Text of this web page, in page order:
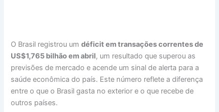
O Brasil registrou umdéficit em transações correntes de
US$1,765 bilhão em abril, um resultado que superou as
previsões de mercado e acende um sinal de alerta para a
saúde econômica do país. Este número reflete a diferença
entre o que o Brasil gasta no exterior e o que recebe de
outros países.